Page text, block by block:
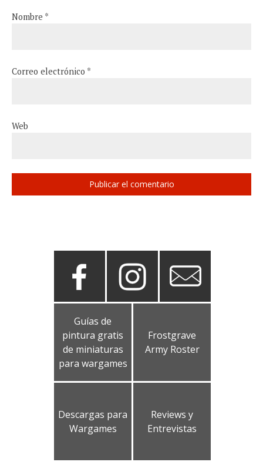
Nombre *
Correo electrónico *
Web
Guías de
pintura gratis
de miniaturas
para wargames
Frostgrave
Army Roster
Descargas para
Wargames
Reviews y
Entrevistas